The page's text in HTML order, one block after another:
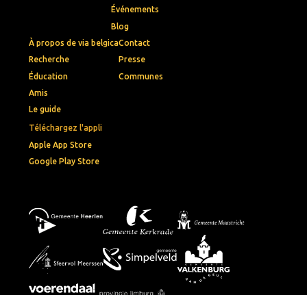
Téléchargez l'appli
Apple App Store
Google Play Store
Événements
Blog
À propos de via belgica
Recherche
Éducation
Amis
Le guide
Contact
Presse
Communes